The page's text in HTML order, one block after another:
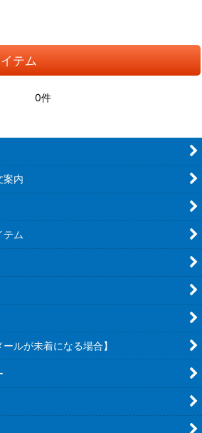
テム
0件
案内
テム
ルが未着になる場合】